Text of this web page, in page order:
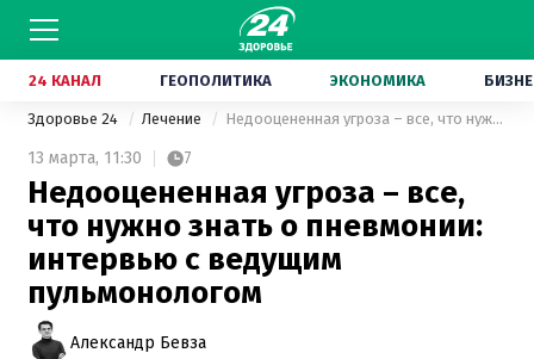
24 КАНАЛ ГЕОПОЛИТИКА ЭКОНОМИКА
Здоровье 24 Лечение Недооцененная угроза – все, что нужно знать о пневмонии: интервью с ведущим пульмонологом
13 марта, 11:30 7
Недооцененная угроза – все,
что нужно знать о пневмонии:
интервью с ведущим
пульмонологом
Александр Бевза